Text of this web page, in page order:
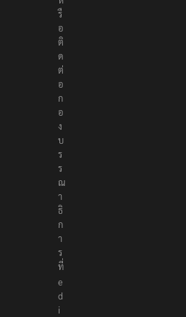
รื
อ
ติ
ด
ต่
อ
ก
อ
ง
บ
ร
ร
ณ
า
ธิ
ก
า
ร
ที่
e
d
i